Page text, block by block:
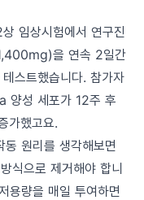
임상시험에서 연구진
을 연속 2일간
스트했습니다. 참가자
양성 세포가 12주 후
가했고요.
원리를 생각해보면
식으로 제거해야 합니
용량을 매일 투여하면